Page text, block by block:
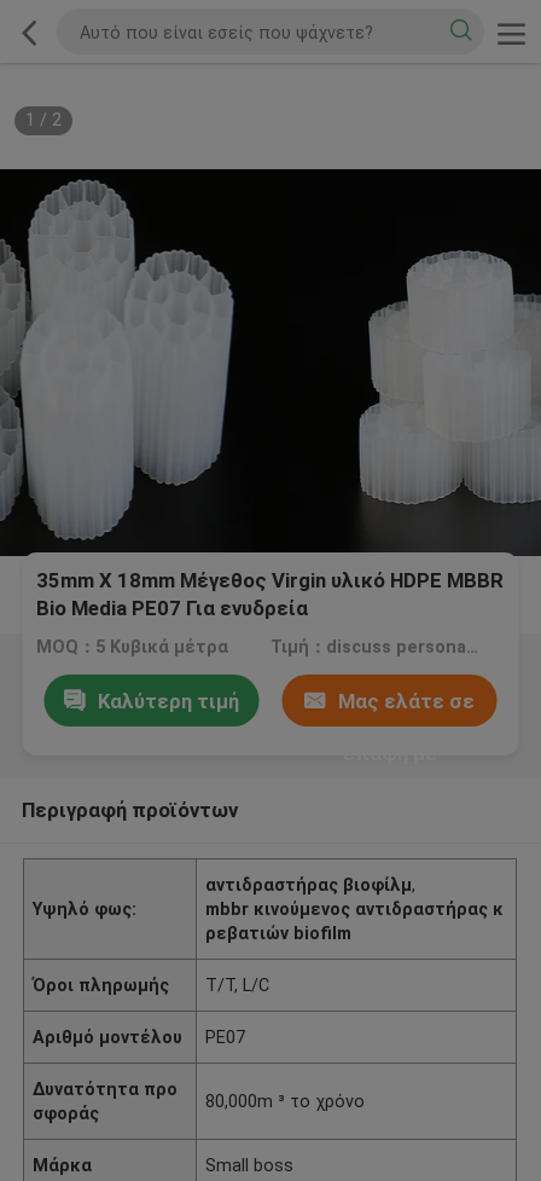
1 / 2
35mm X 18mm Μέγεθος Virgin υλικό HDPE MBBR
Bio Media PE07 Για ενυδρεία
MOQ：5 Κυβικά μέτρα Τιμή：discuss personally
Καλύτερη τιμή Μας ελάτε σε
Περιγραφή προϊόντων
Υψηλό φως:
αντιδραστήρας βιοφίλμ,
mbbr κινούμενος αντιδραστήρας κ
ρεβατιών biofilm
Όροι πληρωμής T/T, L/C
Αριθμό μοντέλου PE07
Δυνατότητα προ
σφοράς
80,000m ³ το χρόνο
Μάρκα Small boss